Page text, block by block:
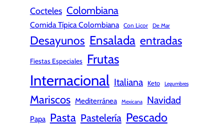
Cocteles Colombiana
Comida Típica Colombiana Con Licor De Mar
Desayunos Ensalada entradas
Fiestas Especiales Frutas
Internacional Italiana Keto Legumbres
Mariscos Mediterránea Mexicana Navidad
Papa Pasta Pastelería Pescado